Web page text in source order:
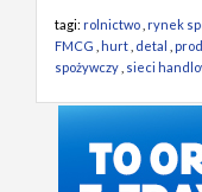
tagi: rolnictwo rynek
FMCG
hurt detal
spożywczy sieci